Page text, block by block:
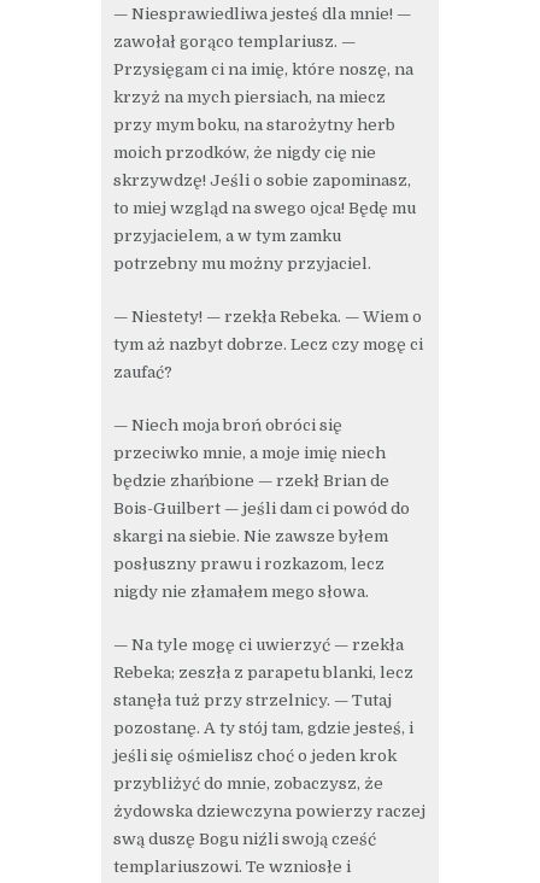
— Niesprawiedliwa jesteś dla mnie! —
zawołał gorąco templariusz. —
Przysięgam ci na imię, które noszę, na
krzyż na mych piersiach, na miecz
przy mym boku, na starożytny herb
moich przodków, że nigdy cię nie
skrzywdzę! Jeśli o sobie zapominasz,
to miej wzgląd na swego ojca! Będę mu
przyjacielem, a w tym zamku
potrzebny mu możny przyjaciel.
— Niestety! — rzekła Rebeka. — Wiem o
tym aż nazbyt dobrze. Lecz czy mogę ci
zaufać?
— Niech moja broń obróci się
przeciwko mnie, a moje imię niech
będzie zhańbione — rzekł Brian de
Bois-Guilbert — jeśli dam ci powód do
skargi na siebie. Nie zawsze byłem
posłuszny prawu i rozkazom, lecz
nigdy nie złamałem mego słowa.
— Na tyle mogę ci uwierzyć — rzekła
Rebeka; zeszła z parapetu blanki, lecz
stanęła tuż przy strzelnicy. — Tutaj
pozostanę. A ty stój tam, gdzie jesteś, i
jeśli się ośmielisz choć o jeden krok
przybliżyć do mnie, zobaczysz, że
żydowska dziewczyna powierzy raczej
swą duszę Bogu niźli swoją cześć
templariuszowi. Te wzniosłe i